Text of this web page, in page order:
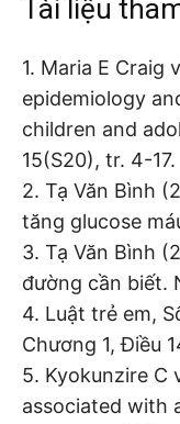
Tài liệu
1. Maria E Craig
epidemiology
children and
15(S20), tr. 4-17.
2. Tạ Văn Bình
tăng glucose
3. Tạ Văn Bình
đường cần biết.
4. Luật trẻ em,
Chương 1, Điều
5. Kyokunzire C
associated with